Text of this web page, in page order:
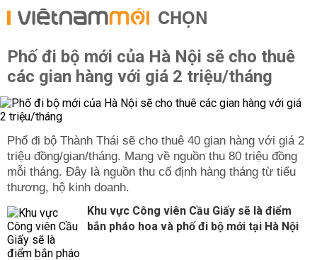
CHỌN
Phố đi bộ mới của Hà Nội sẽ cho thuê
các gian hàng với giá 2 triệu/tháng
Phố đi bộ Thành Thái sẽ cho thuê 40 gian hàng với giá 2
triệu đồng/gian/tháng. Mang về nguồn thu 80 triệu đồng
mỗi tháng. Đây là nguồn thu cố định hàng tháng từ tiểu
thương, hộ kinh doanh.
Khu vực Công viên Cầu Giấy sẽ là điểm
bắn pháo hoa và phố đi bộ mới tại Hà Nội